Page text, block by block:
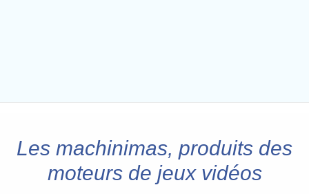
Les machinimas, produits des
moteurs de jeux vidéos